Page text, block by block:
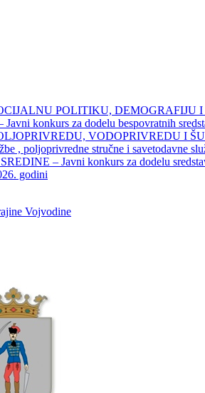
POLITIKU, DEMOGRAFIJU I
konkurs za dodelu bespovratnih
VODOPRIVREDU I
, poljoprivredne stručne i savetodavne
– Javni konkurs za dodelu
godini
Vojvodine